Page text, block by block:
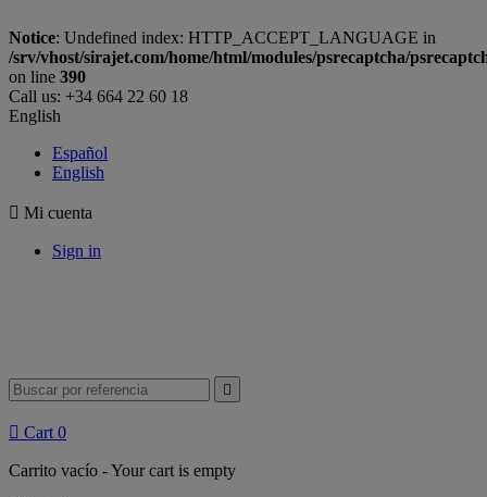
Notice: Undefined index: HTTP_ACCEPT_LANGUAGE in
/srv/vhost/sirajet.com/home/html/modules/psrecaptcha/
on line 390
Call us: +34 664 22 60 18
English
Español
English
 Mi cuenta
Sign in

 Cart 0
Carrito vacío - Your cart is empty